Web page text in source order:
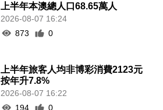
上半年本澳總人口68.65萬人
2026-08-07 16:24
873
0
上半年旅客人均非博彩消費2123元
按年升7.8%
2026-08-07 16:22
194
0